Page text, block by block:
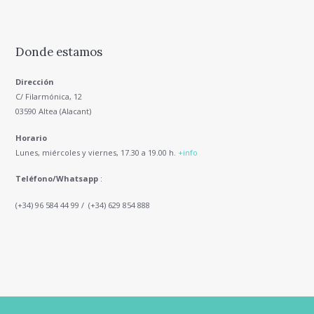
Donde estamos
Dirección
C/ Filarmónica, 12
03590 Altea (Alacant)
Horario
Lunes, miércoles y viernes, 17.30 a 19.00 h. +info
Teléfono/Whatsapp :
(+34) 96 584 44 99 / (+34) 629 854 888